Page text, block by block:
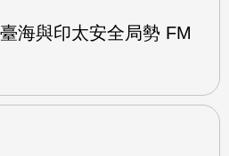
海與印太安全局勢 FM